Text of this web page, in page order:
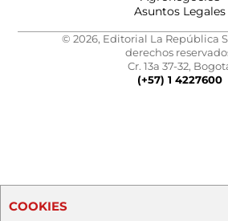
Asuntos Legales
© 2026, Editorial La República
derechos
Cr. 13a 37-32,
(+57) 1 4227600
COOKIES